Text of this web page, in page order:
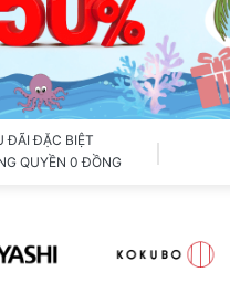
ĐÃI ĐẶC BIỆT
QUYỀN 0 ĐỒNG